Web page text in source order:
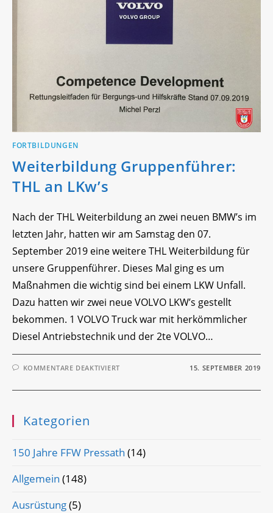
FORTBILDUNGEN
Weiterbildung Gruppenführer:
THL an LKw’s
Nach der THL Weiterbildung an zwei neuen BMW’s im
letzten Jahr, hatten wir am Samstag den 07.
September 2019 eine weitere THL Weiterbildung für
unsere Gruppenführer. Dieses Mal ging es um
Maßnahmen die wichtig sind bei einem LKW Unfall.
Dazu hatten wir zwei neue VOLVO LKW’s gestellt
bekommen. 1 VOLVO Truck war mit herkömmlicher
Diesel Antriebstechnik und der 2te VOLVO…
KOMMENTARE DEAKTIVIERTFÜR
THL
15. SEPTEMBER 2019
Kategorien
150 Jahre FFW Pressath (14)
Allgemein (148)
Ausrüstung(5)